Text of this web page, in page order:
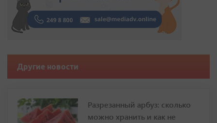
Другие новости
Разрезанный арбуз: сколько
можно хранить и как не